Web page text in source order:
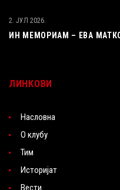
ИН МЕМОРИАМ – ЕВА
2. ЈУЛ 2026.
ЛИНКОВИ
Насловна
О клубу
Тим
Историјат
Вести